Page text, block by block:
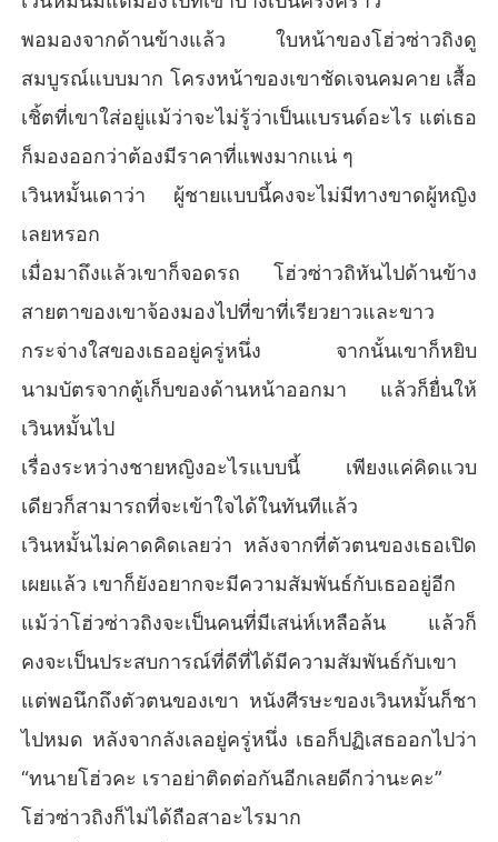
พอมองจากด้านข้างแล้ว ใบหน้าของโฮ่วซ่าวถิงดู
สมบูรณ์แบบมาก โครงหน้าของเขาชัดเจนคมคาย เสื้อ
เชิ้ตที่เขาใส่อยู่แม้ว่าจะไม่รู้ว่าเป็นแบรนด์อะไร แต่เธอ
ก็มองออกว่าต้องมีราคาที่แพงมากแน่ ๆ
เวินหมั้นเดาว่า ผู้ชายแบบนี้คงจะไม่มีทางขาดผู้หญิง
เลยหรอก
เมื่อมาถึงแล้วเขาก็จอดรถ โฮ่วซ่าวถิหันไปด้านข้าง
สายตาของเขาจ้องมองไปที่ขาที่เรียวยาวและขาว
กระจ่างใสของเธออยู่ครู่หนึ่ง จากนั้นเขาก็หยิบ
นามบัตรจากตู้เก็บของด้านหน้าออกมา แล้วก็ยื่นให้
เวินหมั้นไป
เรื่องระหว่างชายหญิงอะไรแบบนี้ เพียงแค่คิดแวบ
เดียวก็สามารถที่จะเข้าใจได้ในทันทีแล้ว
เวินหมั้นไม่คาดคิดเลยว่า หลังจากที่ตัวตนของเธอเปิด
เผยแล้ว เขาก็ยังอยากจะมีความสัมพันธ์กับเธออยู่อีก
แม้ว่าโฮ่วซ่าวถิงจะเป็นคนที่มีเสน่ห์เหลือล้น แล้วก็
คงจะเป็นประสบการณ์ที่ดีที่ได้มีความสัมพันธ์กับเขา
แต่พอนึกถึงตัวตนของเขา หนังศีรษะของเวินหมั้นก็ชา
ไปหมด หลังจากลังเลอยู่ครู่หนึ่ง เธอก็ปฏิเสธออกไปว่า
“ทนายโฮ่วคะ เราอย่าติดต่อกันอีกเลยดีกว่านะคะ”
โฮ่วซ่าวถิงก็ไม่ได้ถือสาอะไรมาก